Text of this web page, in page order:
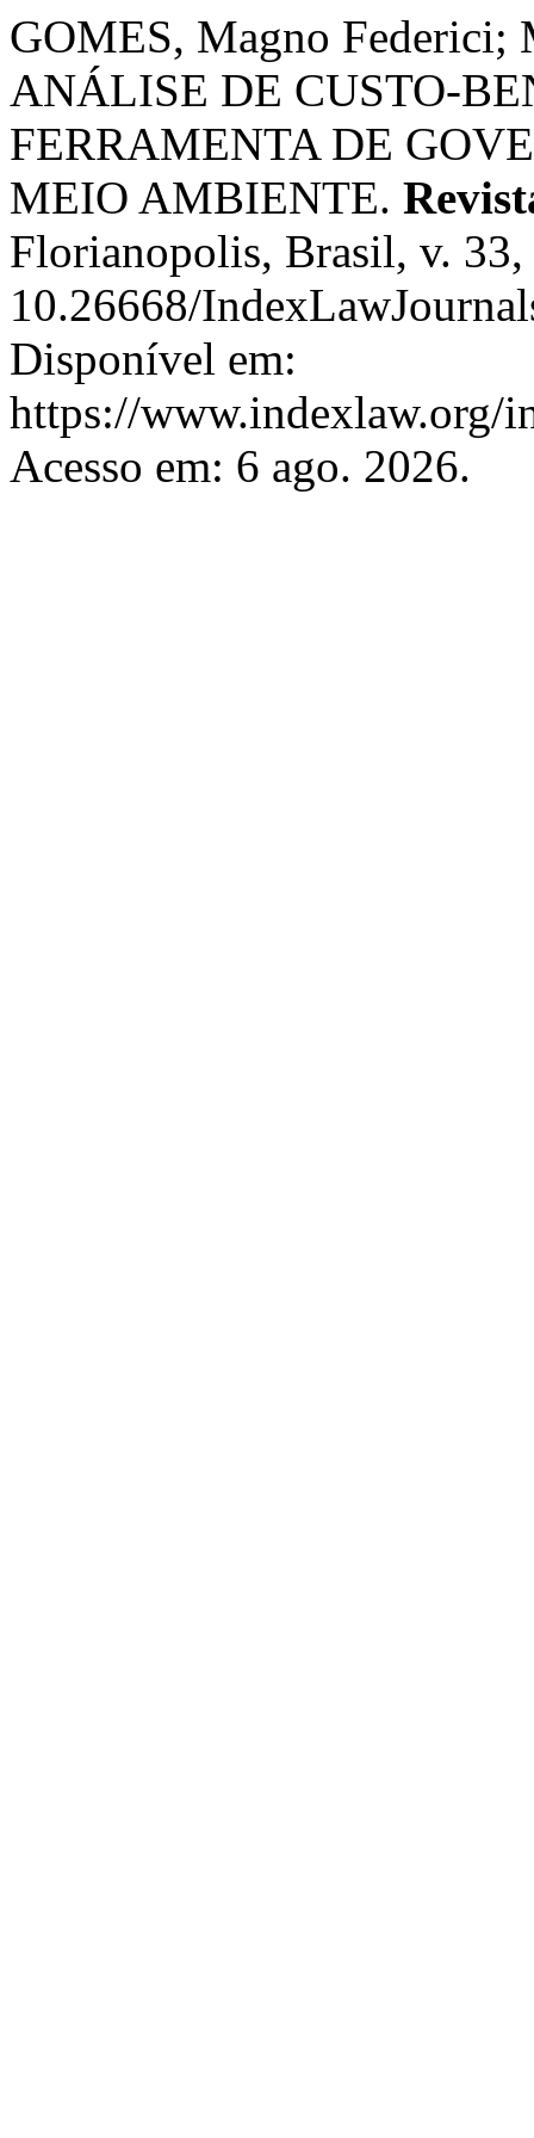
GOMES, Magno
ANÁLISE DE CUSTO-
FERRAMENTA DE
MEIO AMBIENTE.
Florianopolis, Brasil, v.
10.26668/
Disponível em:
https://www.indexlaw.org/
Acesso em: 6 ago. 2026.